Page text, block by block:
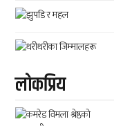
लाेकप्रिय